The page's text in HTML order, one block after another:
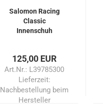
Salomon Racing
Classic
Innenschuh
125,00 EUR
Art.Nr.: L39785300
Lieferzeit:
Nachbestellung beim
Hersteller